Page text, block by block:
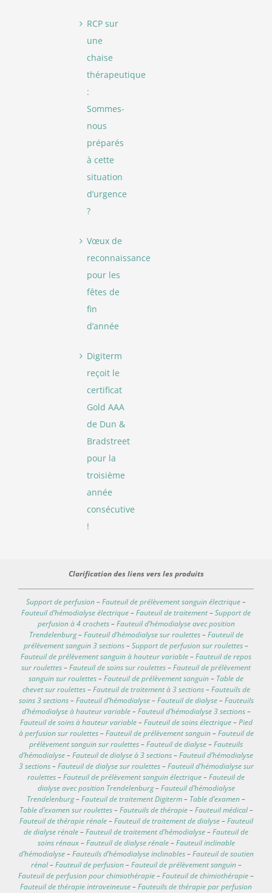
RCP sur
une
chaise
thérapeutique
:
Sommes-
nous
préparés
à cette
situation
d’urgence
?
Vœux de
reconnaissance
pour les
fêtes de
fin
d’année
Digiterm
reçoit le
certificat
Gold AAA
de Dun &
Bradstreet
pour la
troisième
année
consécutive
!
Clarification des liens vers les produits
Support de perfusion–Fauteuil de prélèvement sanguin électrique–
Fauteuil d’hémodialyse électrique–Fauteuil de traitement–Support de
perfusion à 4 crochets–Fauteuil d’hémodialyse avec position
Trendelenburg–Fauteuil d’hémodialyse sur roulettes–Fauteuil de
prélèvement sanguin 3 sections–Support de perfusion sur roulettes–
Fauteuil de prélèvement sanguin à hauteur variable–Fauteuil de repos
sur roulettes–Fauteuil de soins sur roulettes–Fauteuil de prélèvement
sanguin sur roulettes–Fauteuil de prélèvement sanguin– Table de
chevet sur roulettes–Fauteuil de traitement à 3 sections–Fauteuils de
soins 3 sections–Fauteuil d’hémodialyse–Fauteuil de dialyse–Fauteuils
d’hémodialyse à hauteur variable–Fauteuil d’hémodialyse 3 sections–
Fauteuil de soins à hauteur variable–Fauteuil de soins électrique–Pied
à perfusion sur roulettes–Fauteuil de prélèvement sanguin–Fauteuil de
prélèvement sanguin sur roulettes–Fauteuil de dialyse–Fauteuils
d’hémodialyse–Fauteuil de dialyse à 3 sections–Fauteuil d’hémodialyse
3 sections–Fauteuil de dialyse sur roulettes–Fauteuil d’hémodialyse sur
roulettes–Fauteuil de prélèvement sanguin électrique–Fauteuil de
dialyse avec position Trendelenburg–Fauteuil d’hémodialyse
Trendelenburg–Fauteuil de traitement Digiterm– Table d’examen–
Table d’examen sur roulettes–Fauteuils de thérapie–Fauteuil médical–
Fauteuil de thérapie rénale–Fauteuil de traitement de dialyse–Fauteuil
de dialyse rénale–Fauteuil de traitement d’hémodialyse–Fauteuil de
soins rénaux–Fauteuil de dialyse rénale–Fauteuil inclinable
d’hémodialyse–Fauteuils d’hémodialyse inclinables–Fauteuil de soutien
rénal–Fauteuil de perfusion–Fauteuil de prélèvement sanguin–
Fauteuil de perfusion pour chimiothérapie–Fauteuil de chimiothérapie–
Fauteuil de thérapie intraveineuse–Fauteuils de thérapie par perfusion